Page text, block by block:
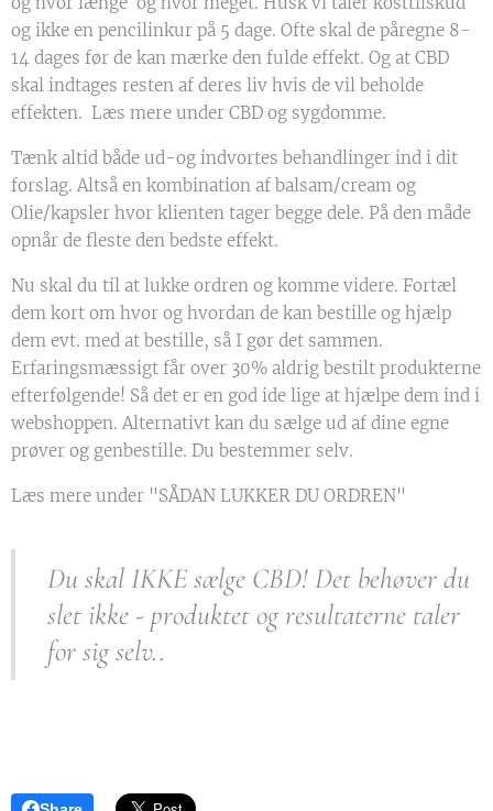
og ikke en pencilinkur på 5 dage. Ofte skal de påregne 8-
14 dages før de kan mærke den fulde effekt. Og at CBD
skal indtages resten af deres liv hvis de vil beholde
effekten. Læs mere under CBD og sygdomme.
Tænk altid både ud-og indvortes behandlinger ind i dit
forslag. Altså en kombination af balsam/cream og
Olie/kapsler hvor klienten tager begge dele. På den måde
opnår de fleste den bedste effekt.
Nu skal du til at lukke ordren og komme videre. Fortæl
dem kort om hvor og hvordan de kan bestille og hjælp
dem evt. med at bestille, så I gør det sammen.
Erfaringsmæssigt får over 30% aldrig bestilt produkterne
efterfølgende! Så det er en god ide lige at hjælpe dem ind i
webshoppen. Alternativt kan du sælge ud af dine egne
prøver og genbestille. Du bestemmer selv.
Læs mere under "SÅDAN LUKKER DU ORDREN"
Du skal IKKE sælge CBD! Det behøver du
slet ikke - produktet og resultaterne taler
for sig selv..